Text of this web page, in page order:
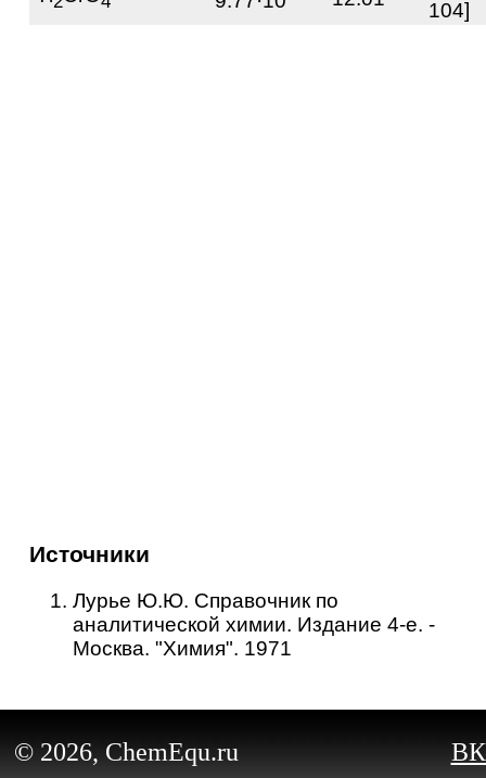
104]
Источники
Лурье Ю.Ю. Справочник по
аналитической химии. Издание 4-е. -
Москва. "Химия". 1971
© 2026, ChemEqu.ru